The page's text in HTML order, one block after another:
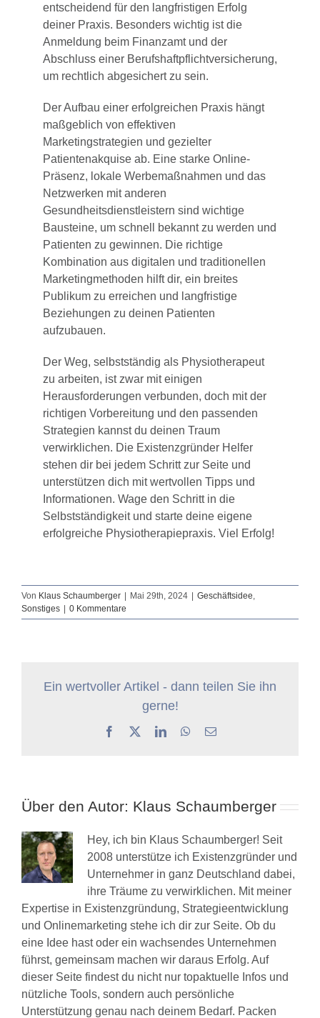
entscheidend für den langfristigen Erfolg
deiner Praxis. Besonders wichtig ist die
Anmeldung beim Finanzamt und der
Abschluss einer Berufshaftpflichtversicherung,
um rechtlich abgesichert zu sein.
Der Aufbau einer erfolgreichen Praxis hängt
maßgeblich von effektiven
Marketingstrategien und gezielter
Patientenakquise ab. Eine starke Online-
Präsenz, lokale Werbemaßnahmen und das
Netzwerken mit anderen
Gesundheitsdienstleistern sind wichtige
Bausteine, um schnell bekannt zu werden und
Patienten zu gewinnen. Die richtige
Kombination aus digitalen und traditionellen
Marketingmethoden hilft dir, ein breites
Publikum zu erreichen und langfristige
Beziehungen zu deinen Patienten
aufzubauen.
Der Weg, selbstständig als Physiotherapeut
zu arbeiten, ist zwar mit einigen
Herausforderungen verbunden, doch mit der
richtigen Vorbereitung und den passenden
Strategien kannst du deinen Traum
verwirklichen. Die Existenzgründer Helfer
stehen dir bei jedem Schritt zur Seite und
unterstützen dich mit wertvollen Tipps und
Informationen. Wage den Schritt in die
Selbstständigkeit und starte deine eigene
erfolgreiche Physiotherapiepraxis. Viel Erfolg!
Von Klaus Schaumberger | Mai 29th, 2024 | Geschäftsidee
Sonstiges | 0 Kommentare
Ein wertvoller Artikel - dann teilen Sie ihn
gerne!
Facebook LinkedInWhatsApp
E-
Über den Autor: Klaus Schaumberger
Hey, ich bin Klaus Schaumberger! Seit
2008 unterstütze ich Existenzgründer und
Unternehmer in ganz Deutschland dabei,
ihre Träume zu verwirklichen. Mit meiner
Expertise in Existenzgründung, Strategieentwicklung
und Onlinemarketing stehe ich dir zur Seite. Ob du
eine Idee hast oder ein wachsendes Unternehmen
führst, gemeinsam machen wir daraus Erfolg. Auf
dieser Seite findest du nicht nur topaktuelle Infos und
nützliche Tools, sondern auch persönliche
Unterstützung genau nach deinem Bedarf. Packen